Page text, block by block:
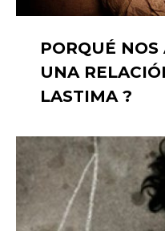
PORQUÉ
UNA
LASTIMA ?